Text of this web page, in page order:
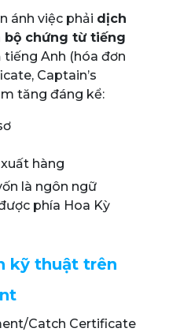
ánh việc phải dịch
chứng từ tiếng
tiếng Anh (hóa đơn
Captain’s
tăng đáng kể:
hàng
là ngôn ngữ
phía Hoa Kỳ
kỹ thuật trên
Catch Certificate